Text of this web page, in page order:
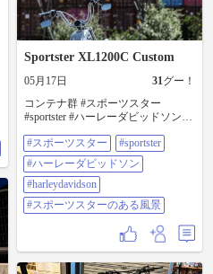
Sportster XL1200C Custom
05月17日 31グー！
コンテナ群 #スポーツスター
#sportster #ハーレーダビッドソン
ある風景
#スポーツスター
#sportster
#ハーレーダビッドソン
#harleydavidson
#スポーツスターのある風景